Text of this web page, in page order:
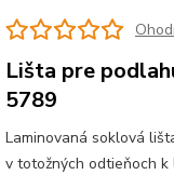
Lišta pre
5789
Laminovaná soklová
v totožných odtieňoch k